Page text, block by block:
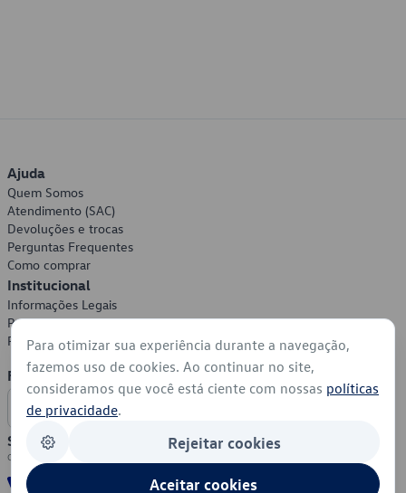
Ajuda
Quem Somos
Atendimento (SAC)
Devoluções e trocas
Perguntas Frequentes
Como comprar
Institucional
Informações Legais
Política de Privacidade
Política de Cookies
Formas de Pagamento
Segurança
Para otimizar sua experiência durante a navegação,
fazemos uso de cookies. Ao continuar no site,
consideramos que você está ciente com nossas políticas
de privacidade.
Rejeitar cookies
Aceitar cookies